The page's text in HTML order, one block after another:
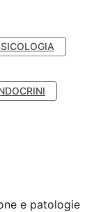
e patologie